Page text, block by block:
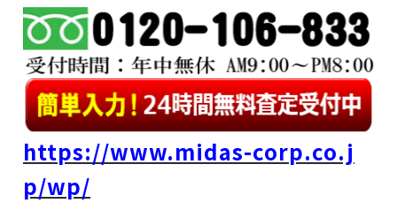
https://www.midas-corp.co.j
p/wp/